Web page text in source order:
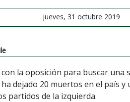
jueves, 31 octubre 2019
la oposición para buscar una
dejado 20 muertos en el país
partidos de la izquierda.